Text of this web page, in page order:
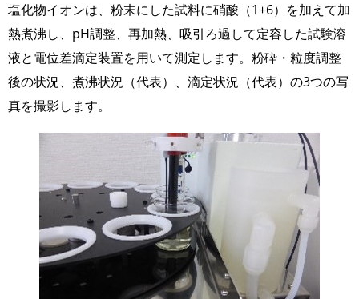
塩化物イオンは、粉末にした試料に硝酸（1+6）を加えて加
熱煮沸し、pH調整、再加熱、吸引ろ過して定容した試験溶
液と電位差滴定装置を用いて測定します。粉砕・粒度調整
後の状況、煮沸状況（代表）、滴定状況（代表）の3つの写
真を撮影します。